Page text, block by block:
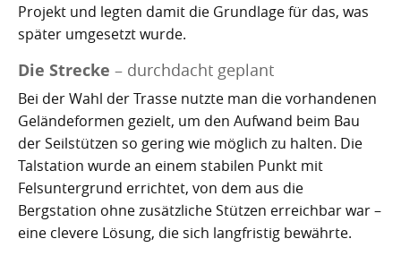
Los Silos
San Cristóbal de La Laguna
San Juan de la Rambla
San Miguel de Abona
Santa Cruz de Tenerife
Die Schlacht von Santa Cruz 1797
Verworfenes Exil
Franco auf Teneriffa
Thor Heyerdahl und die Pyramiden von Güímar
La Palma und die Tsunami-Erzählung
Projekt und legten damit die Grundlage für das, was
später umgesetzt wurde.
Die Strecke – durchdacht geplant
Bei der Wahl der Trasse nutzte man die vorhandenen
Geländeformen gezielt, um den Aufwand beim Bau
der Seilstützen so gering wie möglich zu halten. Die
Talstation wurde an einem stabilen Punkt mit
Felsuntergrund errichtet, von dem aus die
Bergstation ohne zusätzliche Stützen erreichbar war –
eine clevere Lösung, die sich langfristig bewährte.